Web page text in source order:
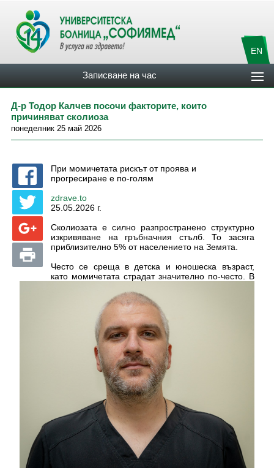
EN
Записване на час
Д-р Тодор Калчев посочи факторите, които
причиняват сколиоза
понеделник 25 май 2026
При момичетата рискът от проява и
прогресиране е по-голям
zdrave.to
25.05.2026 г.
Сколиозата е силно разпространено структурно
изкривяване на гръбначния стълб. То засяга
приблизително 5% от населението на Земята.
Често се среща в детска и юношеска възраст,
като момичетата страдат значително по-често. В